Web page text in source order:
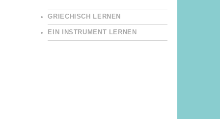
GRIECHISCH LERNEN
EIN INSTRUMENT LERNEN